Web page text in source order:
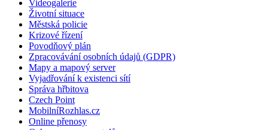
Videogalerie
Životní situace
Městská policie
Krizové řízení
Povodňový plán
Zpracovávání osobních údajů (GDPR)
Mapy a mapový server
Vyjadřování k existenci sítí
Správa hřbitova
Czech Point
MobilníRozhlas.cz
Online přenosy